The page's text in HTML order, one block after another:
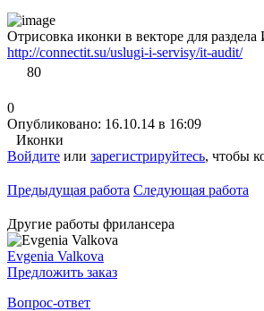
Отрисовка иконки в векторе для раздела
http://connectit.su/uslugi-i-servisy/it-audit/
80
0
Опубликовано: 16.10.14 в 16:09
Иконки
Войдите или зарегистрируйтесь, чтобы
Предыдущая работа Следующая работа
Другие работы фрилансера
Evgenia Valkova
Предложить заказ
Вопрос-ответ